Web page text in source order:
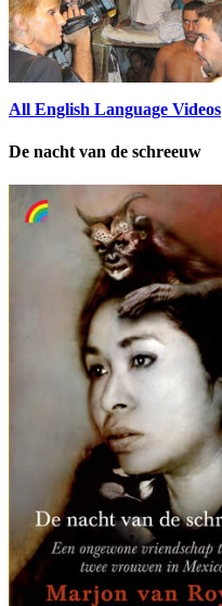
All English Language Videos
De nacht van de schreeuw